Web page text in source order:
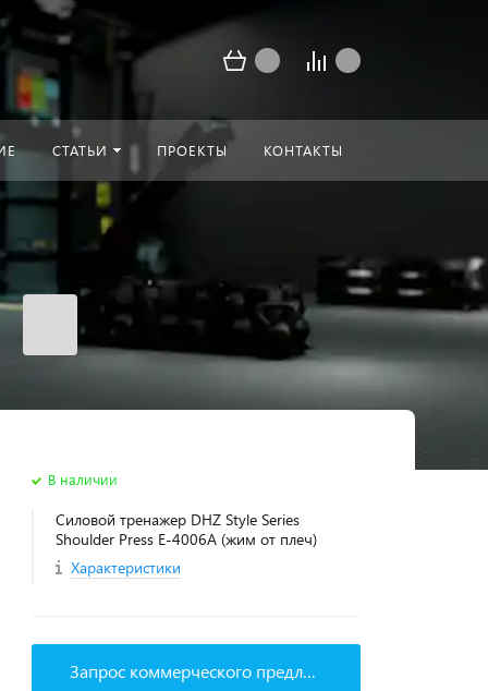
СТАТЬИ ПРОЕКТЫ КОНТАКТЫ
В наличии
Силовой тренажер DHZ Style Series
Shoulder Press E-4006A (жим от плеч)
Характеристики
Запрос коммерческого предложения